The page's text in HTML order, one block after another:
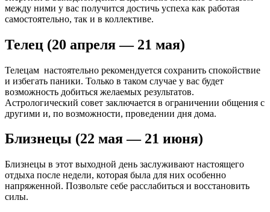
между ними у вас получится достичь успеха как работая
самостоятельно, так и в коллективе.
Телец (20 апреля — 21 мая)
Телецам настоятельно рекомендуется сохранить спокойствие
и избегать паники. Только в таком случае у вас будет
возможность добиться желаемых результатов.
Астрологический совет заключается в ограничении общения с
другими и, по возможности, проведении дня дома.
Близнецы (22 мая — 21 июня)
Близнецы в этот выходной день заслуживают настоящего
отдыха после недели, которая была для них особенно
напряженной. Позвольте себе расслабиться и восстановить
силы.